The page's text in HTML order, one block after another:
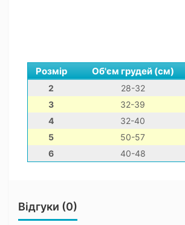
Розмір Об'єм грудей (см)
2 28-32
3
32-39
4
32-40
5
50-57
6
40-48
Відгуки (0)